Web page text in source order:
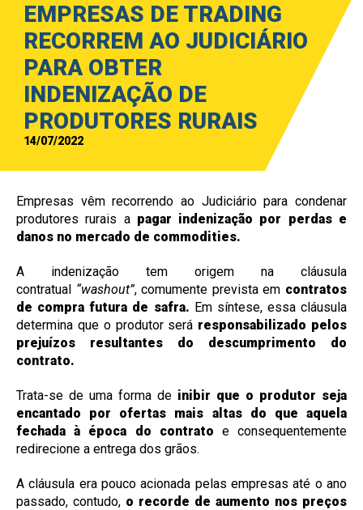
EMPRESAS DE TRADING
RECORREM AO JUDICIÁRIO
PARA OBTER
INDENIZAÇÃO DE
PRODUTORES RURAIS
14/07/2022
Empresas vêm recorrendo ao Judiciário para condenar
produtores rurais a pagar indenização por perdas e
danos no mercado de commodities.
A indenização tem origem na cláusula
contratual “washout”, comumente prevista em contratos
de compra futura de safra. Em síntese, essa cláusula
determina que o produtor será responsabilizado pelos
prejuízos resultantes do descumprimento do
contrato.
Trata-se de uma forma de inibir que o produtor seja
encantado por ofertas mais altas do que aquela
fechada à época do contrato e consequentemente
redirecione a entrega dos grãos.
A cláusula era pouco acionada pelas empresas até o ano
passado, contudo, o recorde de aumento nos preços